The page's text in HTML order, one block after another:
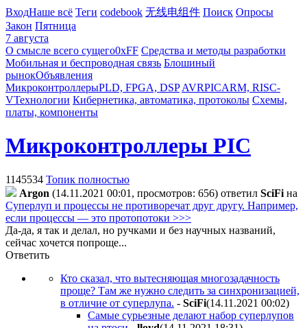
ВходНаше всё Теги codebook 无线电组件 Поиск Опросы
Закон Пятница
7 августа
О смысле всего сущего0xFF Средства и методы разработки
Мобильная и беспроводная связь Блошиный
рынокОбъявления
МикроконтроллерыPLD, FPGA, DSP AVRPICARM, RISC-
VТехнологии Кибернетика, автоматика, протоколы Схемы,
платы, компоненты
Микроконтроллеры PIC
1145534 Топик полностью
Argon (14.11.2021 00:01, просмотров: 656) ответил SciFi на
Суперлуп и процессы не противоречат друг другу. Например,
если процессы — это протопотоки >>>
Да-да, я так и делал, но ручками и без научных названий,
сейчас хочется попроще...
Ответить
Кто сказал, что вытесняющая многозадачность
проще? Там же нужно следить за синхронизацией,
в отличие от суперлупа. - SciFi(14.11.2021 00:02)
Самые сурьезные делают набор суперлупов